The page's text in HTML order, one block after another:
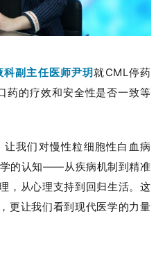
科副主任医师尹玥就CML停药
药的疗效和安全性是否一致等
我们对慢性粒细胞性白血病
学的认知——从疾病机制到精准
，从心理支持到回归生活。这
更让我们看到现代医学的力量